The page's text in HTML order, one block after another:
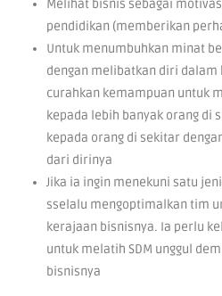
Melihat bisnis sebagai
pendidikan (memberikan
Untuk menumbuhkan minat
dengan melibatkan diri dalam
curahkan kemampuan untuk
kepada lebih banyak orang di
kepada orang di sekitar
dari dirinya
Jika ia ingin menekuni satu
sselalu mengoptimalkan tim
kerajaan bisnisnya. Ia perlu
untuk melatih SDM unggul
bisnisnya